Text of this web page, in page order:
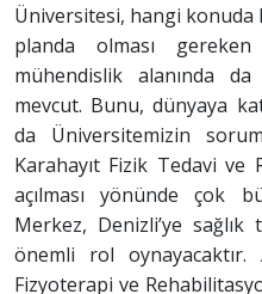
Üniversitesi, hangi konuda
planda olması
mühendislik alanında
mevcut. Bunu, dünyaya
da Üniversitemizin
Karahayıt Fizik Tedavi ve
açılması yönünde çok
Merkez, Denizli’ye sağlık
önemli rol oynayacaktır.
Fizyoterapi ve